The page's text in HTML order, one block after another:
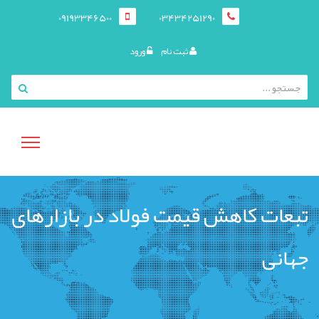
03434251290
09193346500
ثبت نام ورود
منوی
کاربری
تبعات کاهش قیمت فولاد در بازارهای
جهانی